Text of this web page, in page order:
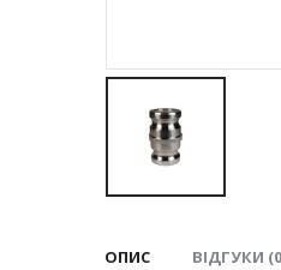
ОПИС ВІДГУКИ